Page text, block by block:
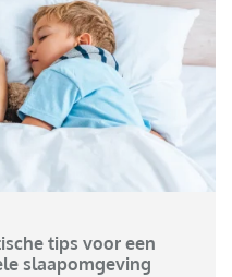
tips voor een
slaapomgeving